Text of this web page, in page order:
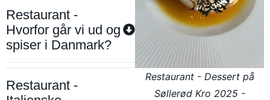
Restaurant -
Hvorfor går vi ud og
spiser i Danmark?
Restaurant -
Restaurant - Dessert på
Søllerød Kro 2025 -